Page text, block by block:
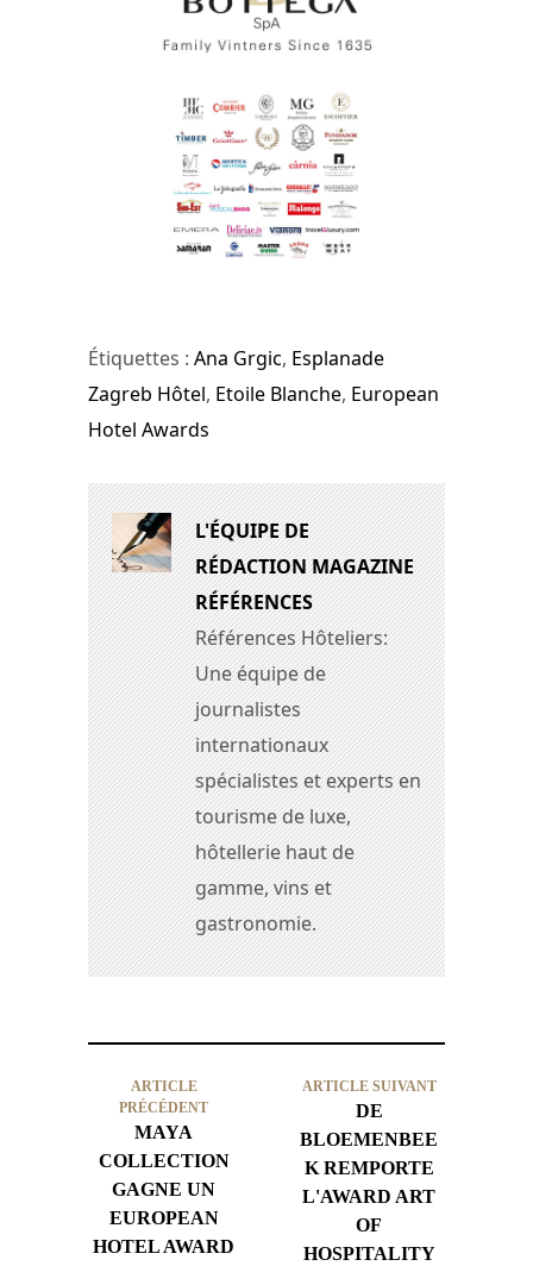
Étiquettes : Ana Grgic, Esplanade
Zagreb Hôtel, Etoile Blanche, European
Hotel Awards
L'ÉQUIPE DE
RÉDACTION MAGAZINE
RÉFÉRENCES
Références Hôteliers:
Une équipe de
journalistes
internationaux
spécialistes et experts en
tourisme de luxe,
hôtellerie haut de
gamme, vins et
gastronomie.
ARTICLE
PRÉCÉDENT
MAYA
COLLECTION
GAGNE UN
EUROPEAN
HOTEL AWARD
ARTICLE SUIVANT
DE
BLOEMENBEE
K REMPORTE
L'AWARD ART
OF
HOSPITALITY